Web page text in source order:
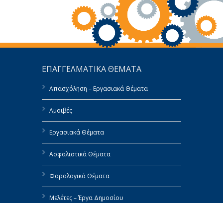
ΕΠΑΓΓΕΛΜΑΤΙΚΑ ΘΕΜΑΤΑ
Απασχόληση – Εργασιακά Θέματα
Αμοιβές
Εργασιακά Θέματα
Ασφαλιστικά Θέματα
Φορολογικά Θέματα
Μελέτες – Έργα Δημοσίου